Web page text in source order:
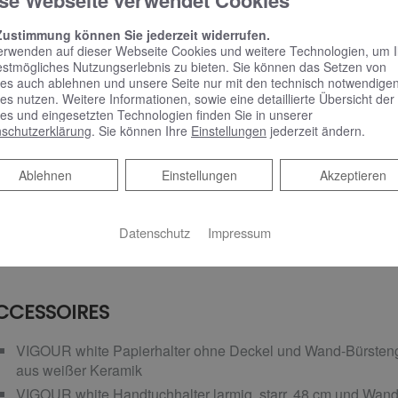
ANLAGE
VIGOUR white Wand-Tiefspül-WC ohne Spülrand,
PflegePLUS sowie WC-Sitz mit abnehmbaren
und Schallschutzset
CONEL VIS WC-Element mit UP-Spülkasten, 112 cm
VIGOUR Al Betätigungsplatte für 2-Mengen-Spülung, Glas
COSMO Wien Design-Badheizkörper drehbar, 175,4 x 75
VIGOUR white Papierhalter ohne Deckel und Wand-
aus weißer Keramik
VIGOUR white Handtuchhalter larmig, starr, 48 cm und
können Sie jederzeit widerrufen.
auf dieser Webseite Cookies und weitere Technologien, um
Nutzungserlebnis zu bieten. Sie können das Setzen von
auch ablehnen und unsere Seite nur mit den technisch notwendigen
nutzen. Weitere Informationen, sowie eine detaillierte Übersicht der
und eingesetzten Technologien finden Sie in unserer
. Sie können Ihre Einstellungen jederzeit ändern.
Akzeptieren
Einstellungen
Ablehnen
Ablehnen
Datenschutz Impressum